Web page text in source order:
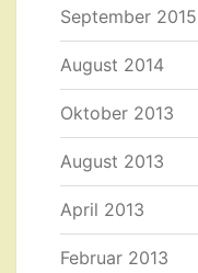
September 2015
August 2014
Oktober 2013
August 2013
April 2013
Februar 2013